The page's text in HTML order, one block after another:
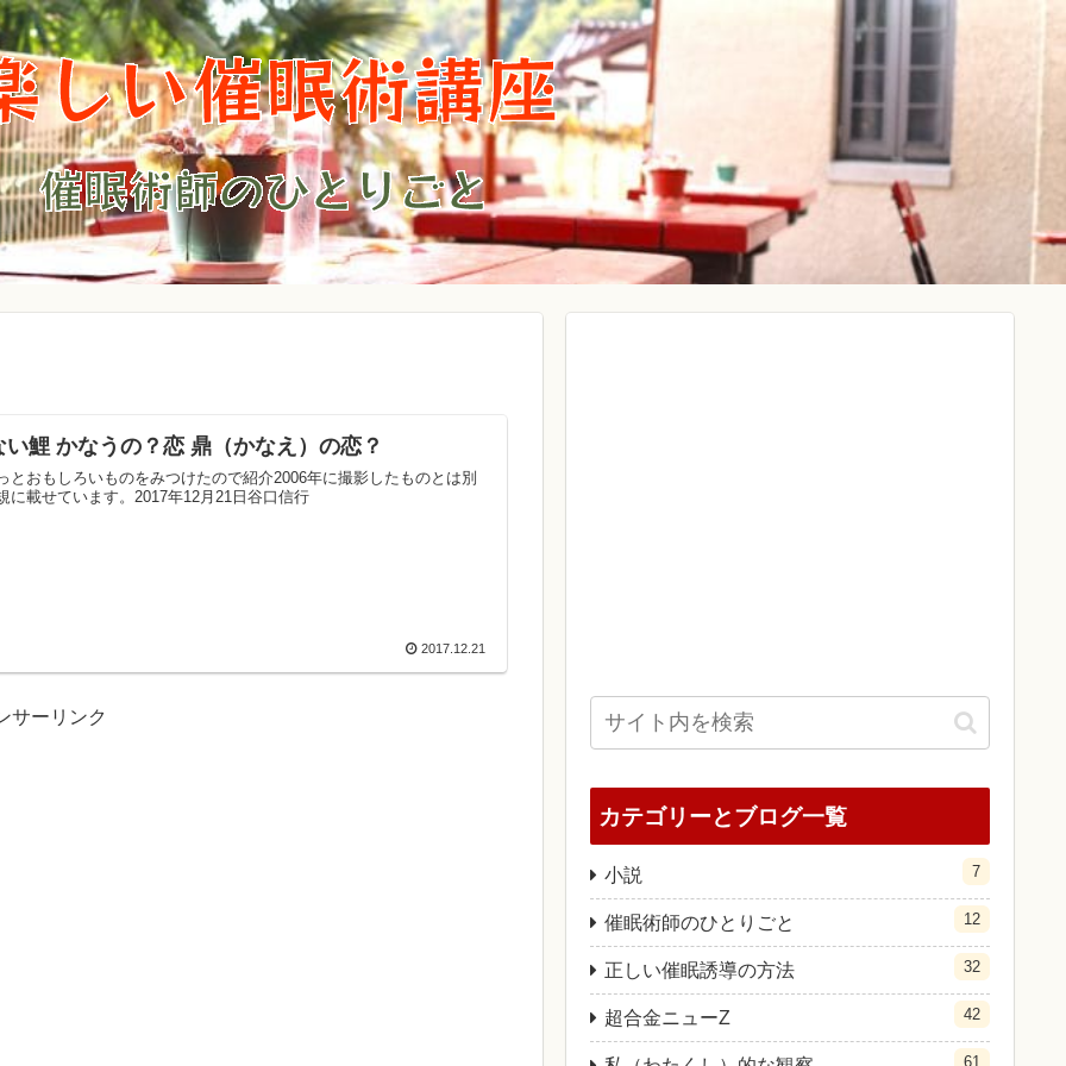
い鯉 かなうの？恋 鼎（かなえ）の恋？
とおもしろいものをみつけたので紹介2006年に撮影したものとは別
に載せています。2017年12月21日谷口信行
2017.12.21
サーリンク
カテゴリーとブログ一覧
小説 7
催眠術師のひとりごと 12
正しい催眠誘導の方法 32
超合金ニューZ 42
61